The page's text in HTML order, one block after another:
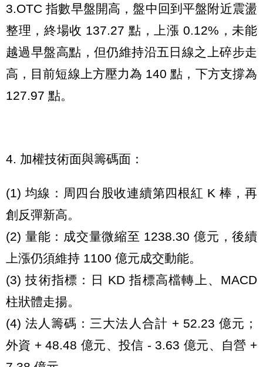
3.OTC 指數早盤開高，盤中回到平盤附近震盪
整理，終場收 137.27 點，上漲 0.12%，未能
越過早盤高點，但仍維持沿五日線之上碎步走
高，目前短線上方壓力為 140 點，下方支撐為
127.97 點。
4. 加權技術面與籌碼面：
(1) 均線：周四台股收連續第四根紅 K 棒，再
創反彈新高。
(2) 量能：成交量微縮至 1238.30 億元，後續
上漲仍須維持 1100 億元成交動能。
(3) 技術指標：日 KD 指標高檔轉上、MACD
柱狀體走揚。
(4) 法人籌碼：三大法人合計 + 52.23 億元；
外資 + 48.48 億元、投信 - 3.63 億元、自營 +